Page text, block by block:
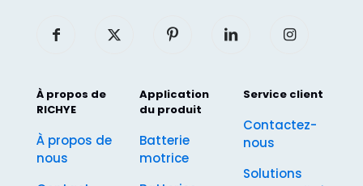
À propos de
RICHYE
À propos de
nous
Application
du produit
Batterie
motrice
Service client
Contactez-
nous
Solutions